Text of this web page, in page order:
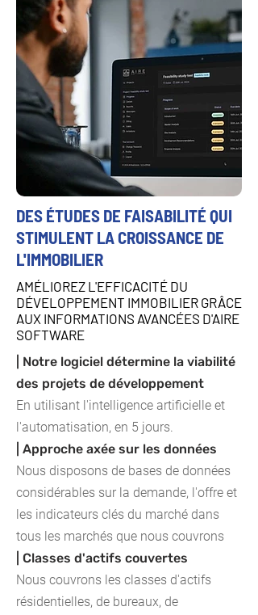
DES ÉTUDES DE FAISABILITÉ QUI
STIMULENT LA CROISSANCE DE
L'IMMOBILIER
AMÉLIOREZ L'EFFICACITÉ DU
DÉVELOPPEMENT IMMOBILIER GRÂCE
AUX INFORMATIONS AVANCÉES D'AIRE
SOFTWARE
| Notre logiciel détermine la viabilité
des projets de développement
En utilisant l'intelligence artificielle et
l'automatisation, en 5 jours.
| Approche axée sur les données
Nous disposons de bases de données
considérables sur la demande, l'offre et
les indicateurs clés du marché dans
tous les marchés que nous couvrons
| Classes d'actifs couvertes
Nous couvrons les classes d'actifs
résidentielles, de bureaux, de